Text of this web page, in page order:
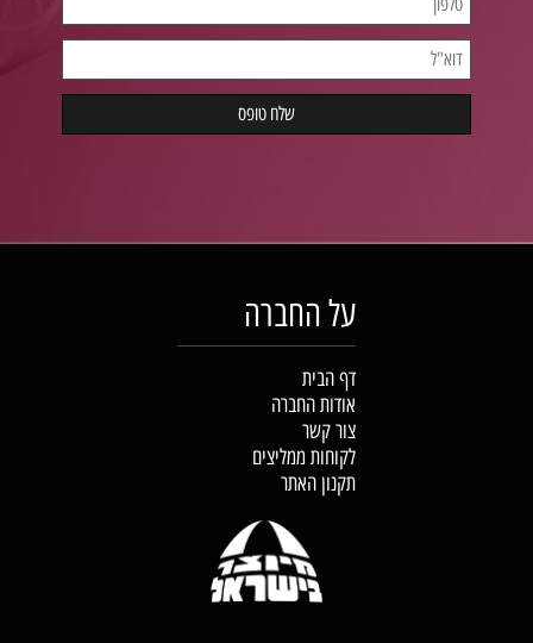
על החברה
דף הבית
אודות החברה
צור קשר
לקוחות ממליצים
תקנון האתר